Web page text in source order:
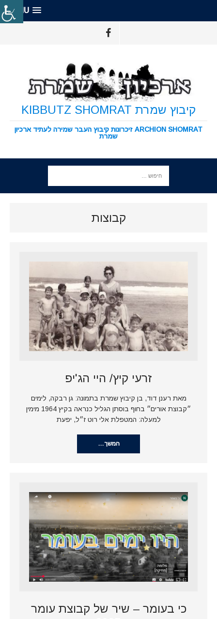
MENU
קיבוץ שמרת KIBBUTZ SHOMRAT
ARCHION SHOMRAT זיכרונות קיבוץ העבר שמירה לעתיד ארכיון
שמרת
קבוצות
זרעי קיץ/ היי הג'יפ
מאת רענן דוד, בן קיבוץ שמרת בתמונה: גן רבקה, לימים
״קבוצת אורים״ בחוף בוסתן הגליל כנראה בקיץ 1964 מימין
למעלה: המטפלת אלי רוט ז״ל, יפעת
המשך…
כי בעומר – שיר של קבוצת עומר